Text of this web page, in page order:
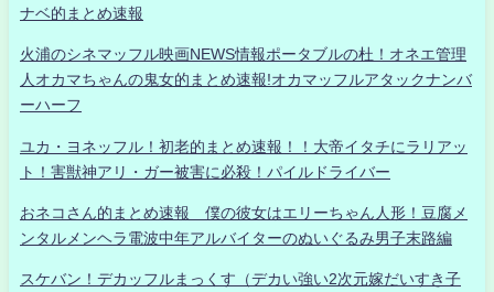
ナベ的まとめ速報
火浦のシネマッフル映画NEWS情報ポータブルの杜！オネエ管理
人オカマちゃんの鬼女的まとめ速報!オカマッフルアタックナンバ
ーハーフ
ユカ・ヨネッフル！初老的まとめ速報！！大帝イタチにラリアッ
ト！害獣神アリ・ガー被害に必殺！パイルドライバー
おネコさん的まとめ速報 僕の彼女はエリーちゃん人形！豆腐メ
ンタルメンヘラ電波中年アルバイターのぬいぐるみ男子末路編
スケバン！デカッフルまっくす（デカい強い2次元嫁だいすき子